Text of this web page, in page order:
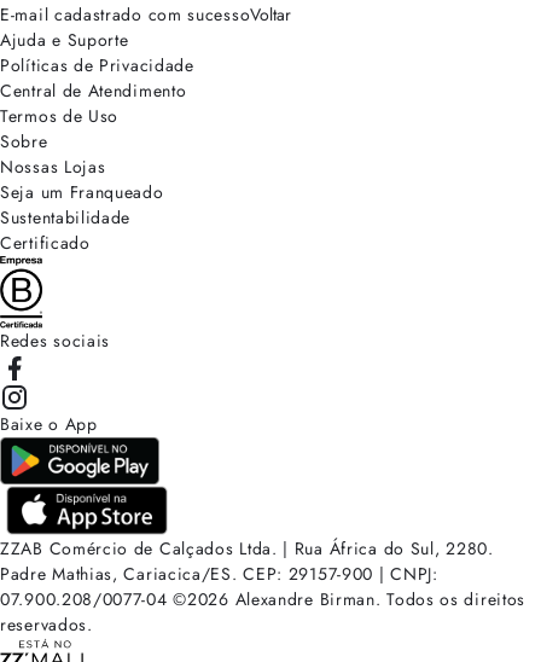
E-mail cadastrado com sucessoVoltar
Ajuda e Suporte
Políticas de Privacidade
Central de Atendimento
Termos de Uso
Sobre
Nossas Lojas
Seja um Franqueado
Sustentabilidade
Certificado
Redes sociais
Baixe o App
ZZAB Comércio de Calçados Ltda. | Rua África do Sul, 2280.
Padre Mathias, Cariacica/ES. CEP: 29157-900 | CNPJ:
07.900.208/0077-04 ©2026 Alexandre Birman. Todos os direitos
reservados.